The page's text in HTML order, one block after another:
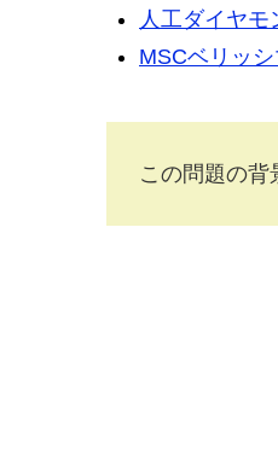
人工ダイヤ
MSCベリッ
この問題の背